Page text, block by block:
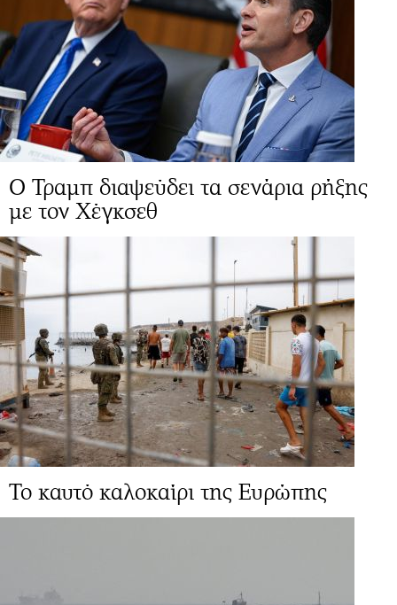
Ο Τραμπ διαψεύδει τα σενάρια ρήξης
με τον Χέγκσεθ
Το καυτό καλοκαίρι της Ευρώπης